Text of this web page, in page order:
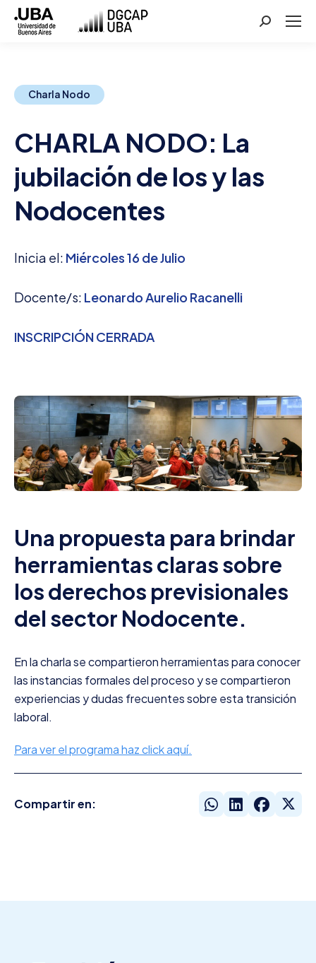
Buscar:
Charla Nodo
CHARLA NODO: La
jubilación de los y las
Nodocentes
Inicia el: Miércoles 16 de Julio
Docente/s: Leonardo Aurelio Racanelli
INSCRIPCIÓN CERRADA
Una propuesta para brindar
herramientas claras sobre
los derechos previsionales
del sector Nodocente.
En la charla se compartieron herramientas para conocer
las instancias formales del proceso y se compartieron
experiencias y dudas frecuentes sobre esta transición
laboral.
Para ver el programa haz click aquí.
Compartir en: